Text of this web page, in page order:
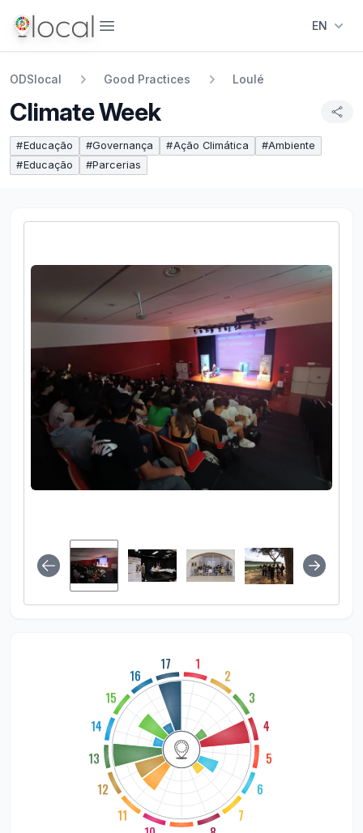
Abrir menu EN
ODSlocal Good Practices Loulé
Climate Week
#Educação #Governança #Ação Climática #Ambiente
#Educação #Parcerias
1
2
3
4
5
6
7
11
12
13
14
15
16
17